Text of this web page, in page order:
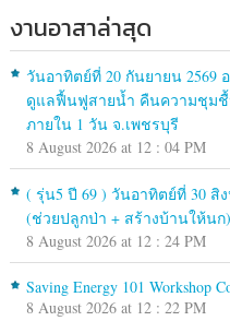
งานอาสาล่าสุด
วันอาทิตย์ที่ 20 กันยายน 2569
ดูแลฟื้นฟูสายน้ำ คืนความชุมชื้
ภายใน 1 วัน จ.เพชรบุรี
8 August 2026 at 12 : 04 PM
( รุ่น5 ปี 69 ) วันอาทิตย์ที่ 30 สิ
(ช่วยปลูกป่า + สร้างบ้านให้น
8 August 2026 at 12 : 24 PM
Saving Energy 101 Workshop
8 August 2026 at 12 : 22 PM